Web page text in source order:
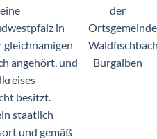
in
gleichnamigen
angehört, und
besitzt.
staatlich
und gemäß